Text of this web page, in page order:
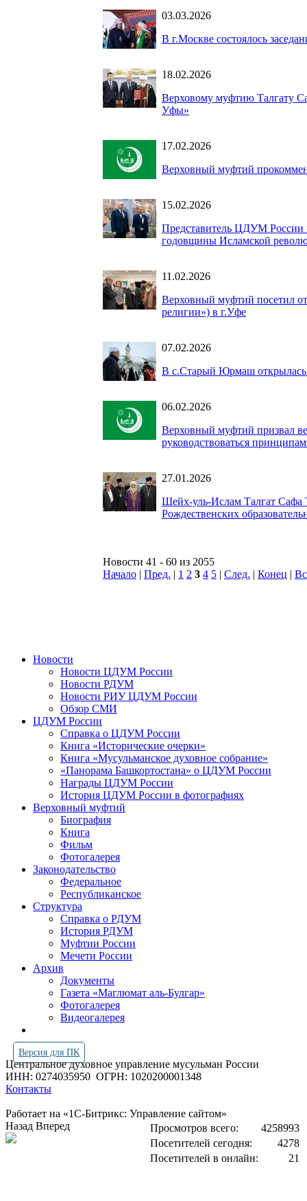
03.03.2026
В г.Москве состоялось
18.02.2026
Верховому муфтию Талгату
Уфы»
17.02.2026
Верховный муфтий
15.02.2026
Представитель ЦДУМ России
годовщины Исламской
11.02.2026
Верховный муфтий посетил
религии») в г.Уфе
07.02.2026
В с.Старый Юрмаш открылась
06.02.2026
Верховный муфтий призвал
руководствоваться
27.01.2026
Шейх-уль-Ислам Талгат
Рождественских
Новости 41 - 60 из 2055
Начало | Пред. | 1 2 3 4 5 | След. | Конец |
Новости
Новости ЦДУМ России
Новости РДУМ
Новости РИУ ЦДУМ России
Обзор СМИ
ЦДУМ России
Справка о ЦДУМ России
Книга «Исторические очерки»
Книга «Мусульманское духовное собрание»
«Панорама Башкортостана» о ЦДУМ России
Награды ЦДУМ России
История ЦДУМ России в фотографиях
Верховный муфтий
Биография
Книга
Фильм
Фотогалерея
Законодательство
Федеральное
Республиканское
Структура
Справка о РДУМ
История РДУМ
Муфтии России
Мечети России
Архив
Документы
Газета «Маглюмат аль-Булгар»
Фотогалерея
Видеогалерея
Версия для ПК
Центральное духовное управление мусульман России
ИНН: 0274035950 ОГРН: 1020200001348
Контакты
Работает на «1С-Битрикс: Управление сайтом»
Просмотров всего:
4258993
Посетителей сегодня:
4278
Посетителей в онлайн:
21
Назад Вперед